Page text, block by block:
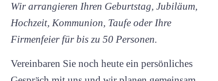
Wir arrangieren Ihren Geburtstag, Jubiläum,
Hochzeit, Kommunion, Taufe oder Ihre
Firmenfeier für bis zu 50 Personen.
Vereinbaren Sie noch heute ein persönliches